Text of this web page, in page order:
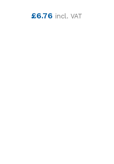
£6.76 incl. VAT